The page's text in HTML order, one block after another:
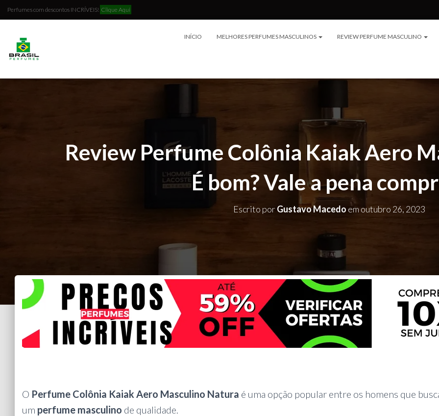
Perfumes com descontos INCRÍVEIS! Clique Aqui
INÍCIO MELHORES PERFUMES MASCULINOS REVIEW PERFUME MASCULINO
Review Perfume Colônia Kaiak Aero
É bom? Vale a pena
Escrito porGustavo Macedo em outubro 26, 2023
O Perfume Colônia Kaiak Aero Masculino Natura é uma opção popular entre os homens que
um perfume masculino de qualidade.